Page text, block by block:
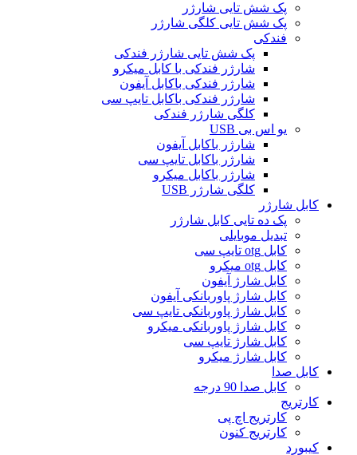
پک شش تایی شارژر
پک شش تایی کلگی شارژر
فندکی
پک شش تایی شارژر فندکی
شارژر فندکی با کابل میکرو
شارژر فندکی باکابل آیفون
شارژر فندکی باکابل تایپ سی
کلگی شارژر فندکی
یو اس بی USB
شارژر باکابل آیفون
شارژر باکابل تایپ سی
شارژر باکابل میکرو
کلگی شارژر USB
کابل شارژر
پک ده تایی کابل شارژر
تبدیل موبایلی
کابل otg تایپ سی
کابل otg میکرو
کابل شارژ آیفون
کابل شارژ پاوربانکی آیفون
کابل شارژ پاوربانکی تایپ سی
کابل شارژ پاوربانکی میکرو
کابل شارژ تایپ سی
کابل شارژ میکرو
کابل صدا
کابل صدا 90 درجه
کارتریج
کارتریج اچ پی
کارتریج کنون
کیبورد